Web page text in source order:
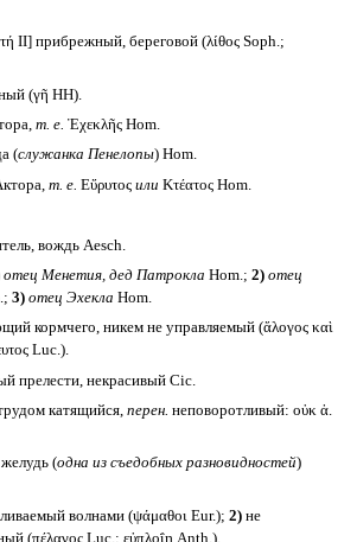
II] прибрежный, береговой (λίθος Soph.;
(γῆ HH).
т. е. Ἐχεκλῆς Hom.
(служанка Пенелопы) Hom.
т. е. Εὔρυτος или Κτέατος Hom.
вождь Aesch.
отец Менетия, дед Патрокла Hom.; 2) отец
3) отец Эхекла Hom.
кормчего, никем не управляемый (ἄλογος καὶ
Luc.).
прелести, некрасивый Cic.
катящийся, перен. неповоротливый: οὐκ ἀ.
(одна из съедобных разновидностей)
волнами (ψάμαθοι Eur.); 2)не
(πέλαγος Luc.; εὐπλοΐη Anth.).